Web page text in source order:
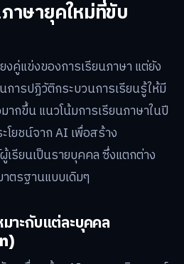
าษายุคใหม่ที่ขับ
งคู่แข่งของการเรียนภาษา แต่ยัง
การปฏิวัติกระบวนการเรียนรู้ให้มี
ากขึ้น แนวโน้มการเรียนภาษาในปี
โยชน์จาก AI เพื่อสร้าง
รียนเป็นรายบุคคล ซึ่งแตกต่าง
ตรฐานแบบเดิมๆ
มาะกับแต่ละบุคคล